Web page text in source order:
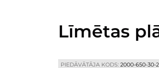
Līmētas
PIEDĀVĀTĀJA KODS: 2000-650-30-